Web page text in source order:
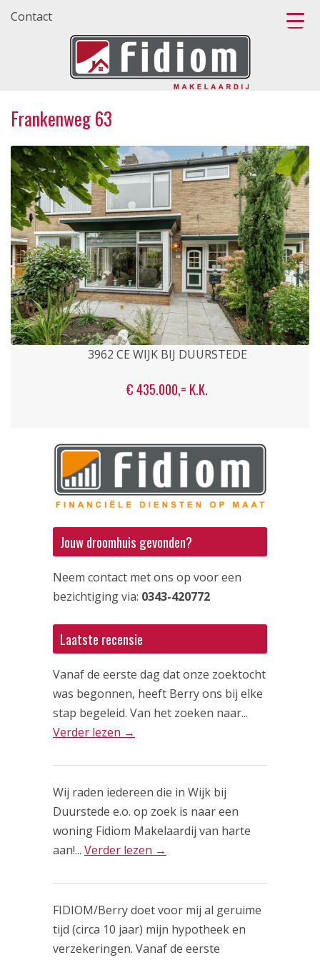
Contact
Frankenweg 63
3962 CE WIJK BIJ DUURSTEDE
€ 435.000,= K.K.
Jouw droomhuis gevonden?
Neem contact met ons op voor een
bezichtiging via: 0343-420772
Laatste recensie
Vanaf de eerste dag dat onze zoektocht
was begonnen, heeft Berry ons bij elke
stap begeleid. Van het zoeken naar...
Verder lezen →
Wij raden iedereen die in Wijk bij
Duurstede e.o. op zoek is naar een
woning Fidiom Makelaardij van harte
aan!... Verder lezen →
FIDIOM/Berry doet voor mij al geruime
tijd (circa 10 jaar) mijn hypotheek en
verzekeringen. Vanaf de eerste